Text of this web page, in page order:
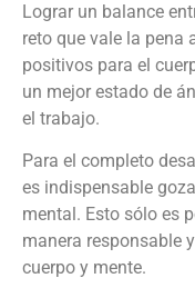
Lograr un balance
reto que vale la pena
positivos para el
un mejor estado de
el trabajo.
Para el completo
es indispensable
mental. Esto sólo es
manera responsable
cuerpo y mente.